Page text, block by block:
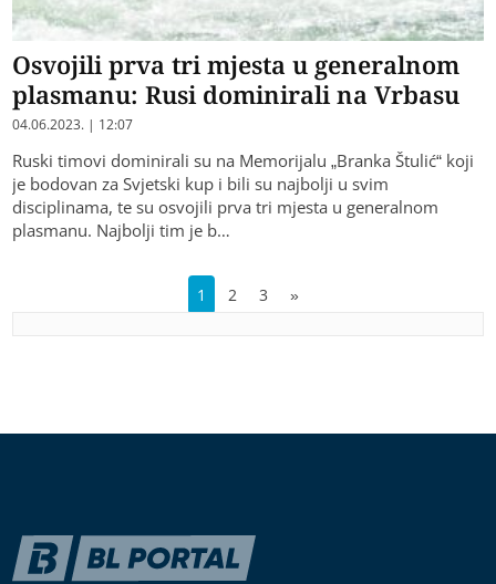
Osvojili prva tri mjesta u generalnom
plasmanu: Rusi dominirali na Vrbasu
04.06.2023. | 12:07
Ruski timovi dominirali su na Memorijalu „Branka Štulić“ koji
je bodovan za Svjetski kup i bili su najbolji u svim
disciplinama, te su osvojili prva tri mjesta u generalnom
plasmanu. Najbolji tim je b…
1 2 3 »